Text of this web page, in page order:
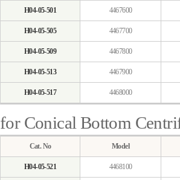
H04-05-501 4467600
H04-05-505 4467700
H04-05-509 4467800
H04-05-513 4467900
H04-05-517 4468000
for Conical Bottom
Cat. No Model
H04-05-521 4468100